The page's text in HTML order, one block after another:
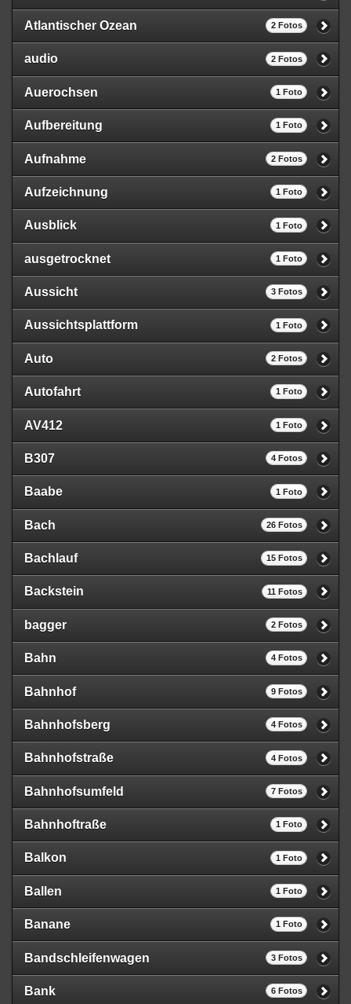
Atlantischer Ozean 2 Fotos
audio 2 Fotos
Auerochsen 1 Foto
Aufbereitung 1 Foto
Aufnahme 2 Fotos
Aufzeichnung 1 Foto
Ausblick 1 Foto
ausgetrocknet 1 Foto
Aussicht 3 Fotos
Aussichtsplattform 1 Foto
Auto 2 Fotos
Autofahrt 1 Foto
AV412 1 Foto
B307 4 Fotos
Baabe 1 Foto
Bach 26 Fotos
Bachlauf 15 Fotos
Backstein 11 Fotos
bagger 2 Fotos
Bahn 4 Fotos
Bahnhof 9 Fotos
Bahnhofsberg 4 Fotos
Bahnhofstraße 4 Fotos
Bahnhofsumfeld 7 Fotos
Bahnhoftraße 1 Foto
Balkon 1 Foto
Ballen 1 Foto
Banane 1 Foto
Bandschleifenwagen 3 Fotos
Bank 6 Fotos